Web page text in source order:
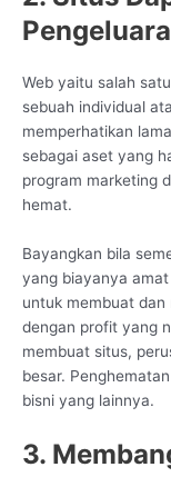
Web yaitu salah
sebuah individual
memperhatikan
sebagai aset yang
program marketing
hemat.
Bayangkan bila
yang biayanya
untuk membuat dan
dengan profit yang
membuat situs,
besar.
bisni yang lainnya.
3.